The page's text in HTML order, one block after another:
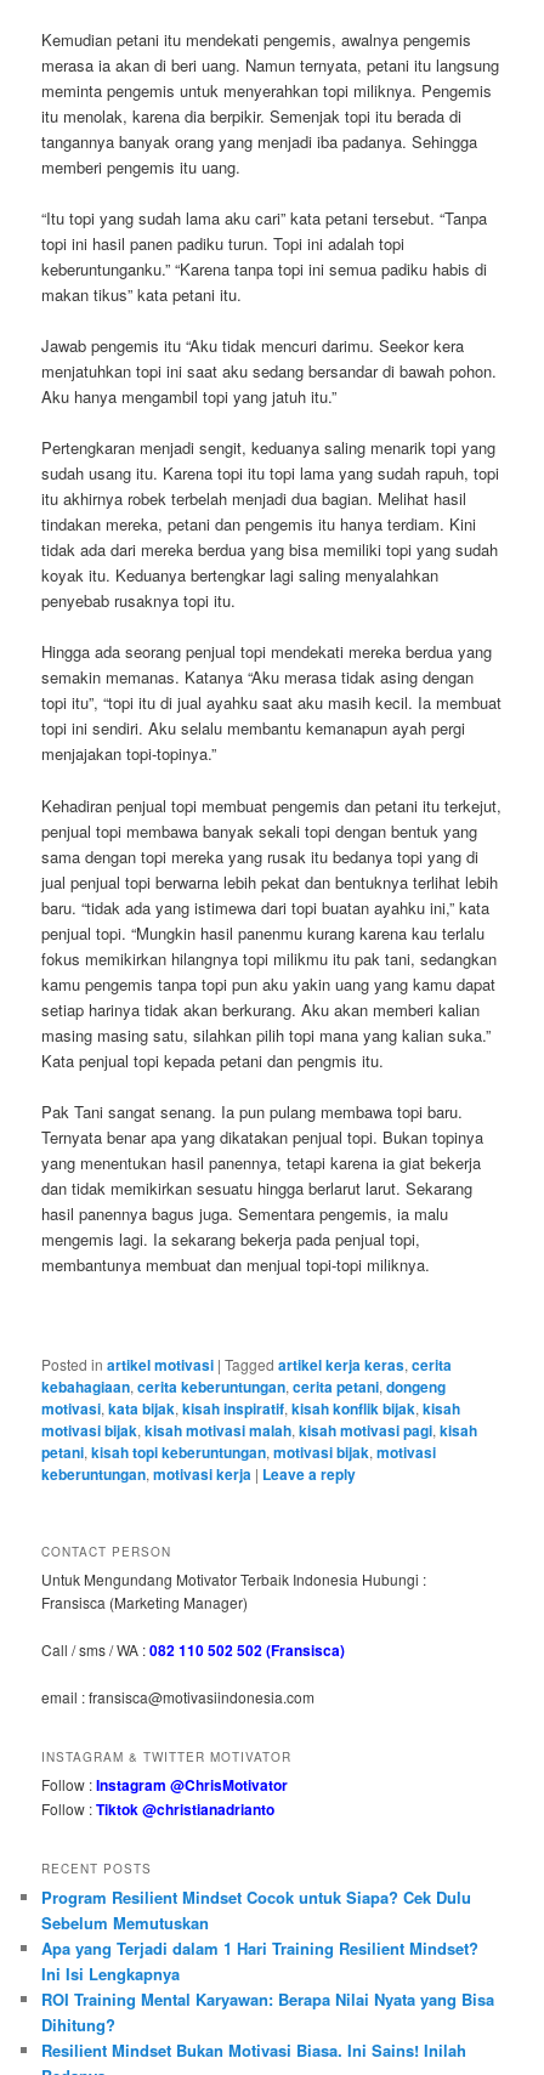
Kemudian petani itu mendekati pengemis, awalnya pengemis
merasa ia akan di beri uang. Namun ternyata, petani itu langsung
meminta pengemis untuk menyerahkan topi miliknya. Pengemis
itu menolak, karena dia berpikir. Semenjak topi itu berada di
tangannya banyak orang yang menjadi iba padanya. Sehingga
memberi pengemis itu uang.
“Itu topi yang sudah lama aku cari” kata petani tersebut. “Tanpa
topi ini hasil panen padiku turun. Topi ini adalah topi
keberuntunganku.” “Karena tanpa topi ini semua padiku habis di
makan tikus” kata petani itu.
Jawab pengemis itu “Aku tidak mencuri darimu. Seekor kera
menjatuhkan topi ini saat aku sedang bersandar di bawah pohon.
Aku hanya mengambil topi yang jatuh itu.”
Pertengkaran menjadi sengit, keduanya saling menarik topi yang
sudah usang itu. Karena topi itu topi lama yang sudah rapuh, topi
itu akhirnya robek terbelah menjadi dua bagian. Melihat hasil
tindakan mereka, petani dan pengemis itu hanya terdiam. Kini
tidak ada dari mereka berdua yang bisa memiliki topi yang sudah
koyak itu. Keduanya bertengkar lagi saling menyalahkan
penyebab rusaknya topi itu.
Hingga ada seorang penjual topi mendekati mereka berdua yang
semakin memanas. Katanya “Aku merasa tidak asing dengan
topi itu”, “topi itu di jual ayahku saat aku masih kecil. Ia membuat
topi ini sendiri. Aku selalu membantu kemanapun ayah pergi
menjajakan topi-topinya.”
Kehadiran penjual topi membuat pengemis dan petani itu terkejut,
penjual topi membawa banyak sekali topi dengan bentuk yang
sama dengan topi mereka yang rusak itu bedanya topi yang di
jual penjual topi berwarna lebih pekat dan bentuknya terlihat lebih
baru. “tidak ada yang istimewa dari topi buatan ayahku ini,” kata
penjual topi. “Mungkin hasil panenmu kurang karena kau terlalu
fokus memikirkan hilangnya topi milikmu itu pak tani, sedangkan
kamu pengemis tanpa topi pun aku yakin uang yang kamu dapat
setiap harinya tidak akan berkurang. Aku akan memberi kalian
masing masing satu, silahkan pilih topi mana yang kalian suka.”
Kata penjual topi kepada petani dan pengmis itu.
Pak Tani sangat senang. Ia pun pulang membawa topi baru.
Ternyata benar apa yang dikatakan penjual topi. Bukan topinya
yang menentukan hasil panennya, tetapi karena ia giat bekerja
dan tidak memikirkan sesuatu hingga berlarut larut. Sekarang
hasil panennya bagus juga. Sementara pengemis, ia malu
mengemis lagi. Ia sekarang bekerja pada penjual topi,
membantunya membuat dan menjual topi-topi miliknya.
Posted in artikel motivasi |Tagged artikel kerja keras,cerita
kebahagiaan,cerita keberuntungan,cerita petani,dongeng
motivasi,kata bijak,kisah inspiratif,kisah konflik bijak,kisah
motivasi bijak,kisah motivasi malah,kisah motivasi pagi,kisah
petani,kisah topi keberuntungan,motivasi bijak,motivasi
keberuntungan,motivasi kerja | Leave a reply
CONTACT PERSON
Untuk Mengundang Motivator Terbaik Indonesia Hubungi :
Fransisca (Marketing Manager)
Call / sms / WA :082 110 502 502 (Fransisca)
email : fransisca@motivasiindonesia.com
INSTAGRAM & TWITTER MOTIVATOR
Follow :Instagram @ChrisMotivator
Follow :Tiktok @christianadrianto
RECENT POSTS
Program Resilient Mindset Cocok untuk Siapa? Cek Dulu
Sebelum Memutuskan
Apa yang Terjadi dalam 1 Hari Training Resilient Mindset?
Ini Isi Lengkapnya
ROI Training Mental Karyawan: Berapa Nilai Nyata yang Bisa
Dihitung?
Resilient Mindset Bukan Motivasi Biasa. Ini Sains! Inilah